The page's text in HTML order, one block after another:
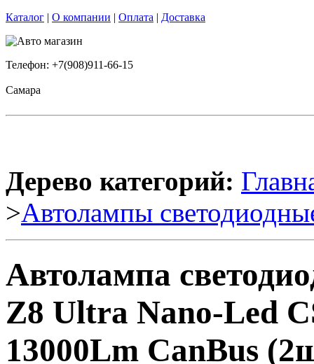
Каталог | О компании | Оплата | Доставка
Телефон: +7(908)911-66-15
Самара
Дерево категорий:
>Автолампы
Автолампа
Z8 Ultra Nano-Led
13000Lm CanBus